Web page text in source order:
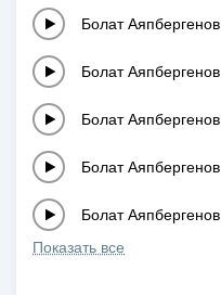
Болат Аяпбергенов
Болат Аяпбергенов
Болат Аяпбергенов
Болат Аяпбергенов
Болат Аяпбергенов
Показать все